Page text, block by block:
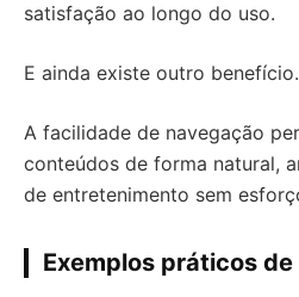
satisfação ao longo do uso.
E ainda existe outro benefício.
A facilidade de navegação
conteúdos de forma natural,
de entretenimento sem
Exemplos práticos de